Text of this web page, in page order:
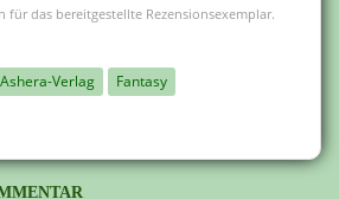
für das bereitgestellte Rezensionsexemplar.
Ashera-Verlag
Fantasy